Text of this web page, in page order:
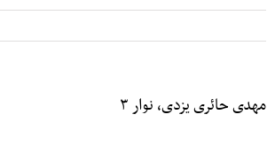
مهدی حائری یزدی، نوار ۳